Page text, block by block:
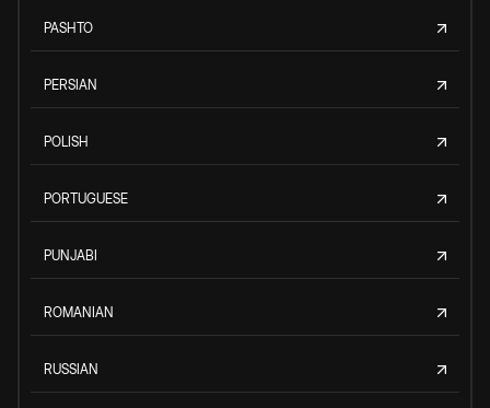
PASHTO
PERSIAN
POLISH
PORTUGUESE
PUNJABI
ROMANIAN
RUSSIAN